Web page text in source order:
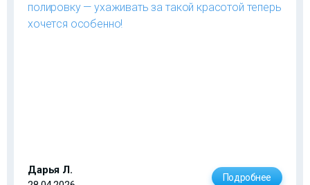
полировку — ухаживать за такой красотой теперь
хочется особенно!
Дарья Л.
Подробнее